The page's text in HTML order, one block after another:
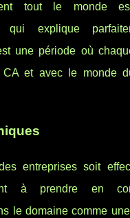
tout le monde
qui explique
une période où
CA et avec le monde
entreprises soit
à prendre en
le domaine comme